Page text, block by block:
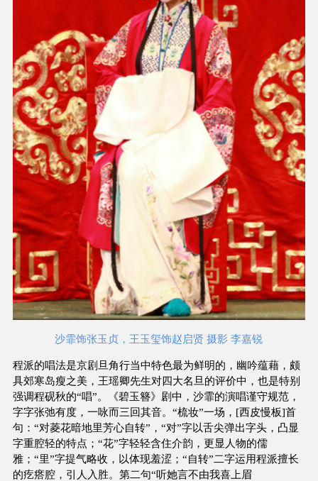
沙霏饰张玉贞，王玉玺饰赵启贤 摄影 李嘉锐
程派的唱法是京剧旦角行当中特色最为鲜明的，幽吟蕴藉，颇
具郊寒岛瘦之美，王瑶卿先生对四大名旦的评价中，也是特别
强调程砚秋的“唱”。《碧玉簪》剧中，沙霏的演唱谨守规范，
字字张弛有度，一咏而三回其音。“梳妆”一场，[西皮慢板]首
句：“对菱花暗地里芳心自转”，“对”字以舌尖弹出字头，凸显
字重腔轻的特点；“花”字轻轻含住介韵，更显人物的儒
雅；“里”字提气略收，以体现羞涩；“自转”二字运用程派擅长
的疙瘩腔，引人入胜。第二句“听她言不由我喜上眉